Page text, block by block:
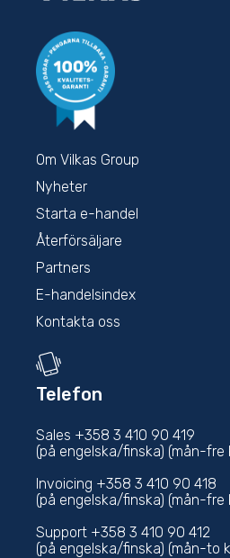
Om Vilkas Group
Nyheter
Starta e-handel
Återförsäljare
Partners
E-handelsindex
Kontakta oss
Telefon
Sales +358 3 410 90 419
(på engelska/finska) (mån-fre
Invoicing +358 3 410 90 418
(på engelska/finska) (mån-fre
Support +358 3 410 90 412
(på engelska/finska) (mån-to